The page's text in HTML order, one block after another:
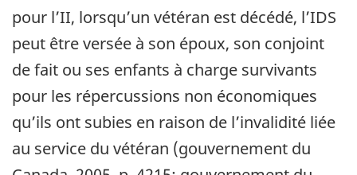
pour l’II, lorsqu’un vétéran est décédé, l’IDS
peut être versée à son époux, son conjoint
de fait ou ses enfants à charge survivants
pour les répercussions non économiques
qu’ils ont subies en raison de l’invalidité liée
au service du vétéran (gouvernement du